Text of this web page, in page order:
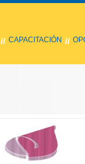
// CAPACITACIÓN //